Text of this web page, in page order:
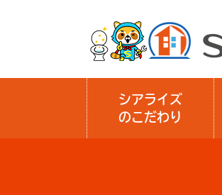
シアライズ
のこだわり